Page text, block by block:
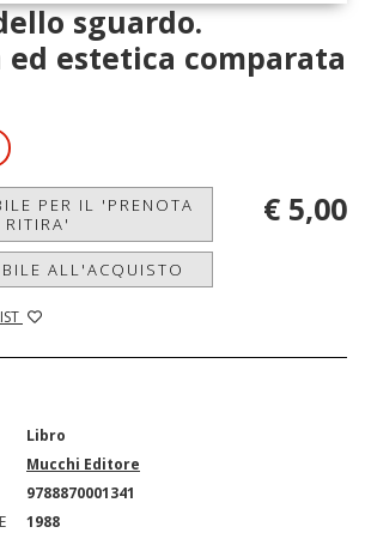
sguardo.
ed estetica comparata
PER IL 'PRENOTA
RITIRA'
ALL'ACQUISTO
€ 5,00
Libro
Mucchi Editore
9788870001341
1988